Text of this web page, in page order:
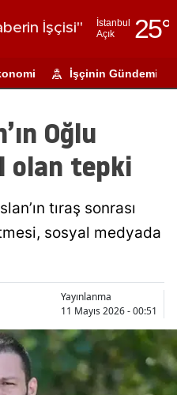
İşçisi"
İstanbul
Açık
25°
Adıyaman
Amasya
Ankara
Antalya
Aydın
Balıkesir
Bilecik
İşçinin Gündemi
Oğlu
olan tepki
tıraş sonrası
sosyal medyada
Yayınlanma
11 Mayıs 2026 - 00:51